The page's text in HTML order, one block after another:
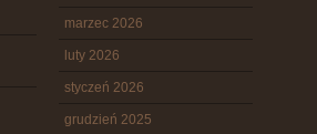
marzec 2026
luty 2026
styczeń 2026
grudzień 2025